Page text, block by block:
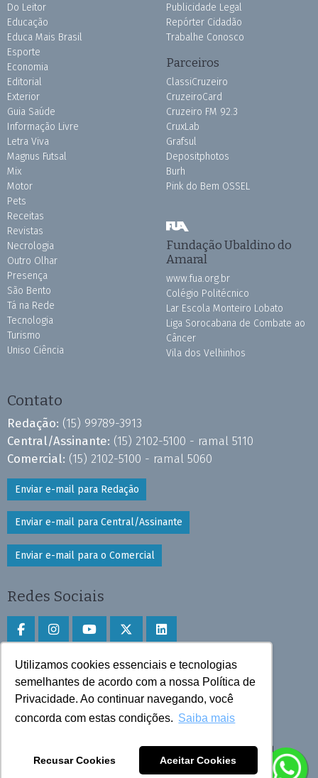
Utilizamos cookies essenciais e tecnologias
semelhantes de acordo com a nossa Política de
Privacidade. Ao continuar navegando, você
concorda com estas condições. Saiba mais
Recusar Cookies Aceitar Cookies
Do Leitor
Educação
Educa Mais Brasil
Esporte
Economia
Editorial
Exterior
Guia Saúde
Informação Livre
Letra Viva
Magnus Futsal
Mix
Motor
Pets
Receitas
Revistas
Necrologia
Outro Olhar
Presença
São Bento
Tá na Rede
Tecnologia
Turismo
Uniso Ciência
Publicidade Legal
Repórter Cidadão
Trabalhe Conosco
Parceiros
ClassiCruzeiro
CruzeiroCard
Cruzeiro FM 92.3
CruxLab
Grafsul
Depositphotos
Burh
Pink do Bem OSSEL
Fundação Ubaldino do
Amaral
www.fua.org.br
Colégio Politécnico
Lar Escola Monteiro Lobato
Liga Sorocabana de Combate ao
Câncer
Vila dos Velhinhos
Contato
Redação: (15) 99789-3913
Central/Assinante: (15) 2102-5100 - ramal 5110
Comercial: (15) 2102-5100 - ramal 5060
Enviar e-mail para Redação
Enviar e-mail para Central/Assinante
Enviar e-mail para o Comercial
Redes Sociais
Faça download do aplicativo
Play Store e App Store
Todos os direitos reservados © 2025 Cruzeiro do Sul